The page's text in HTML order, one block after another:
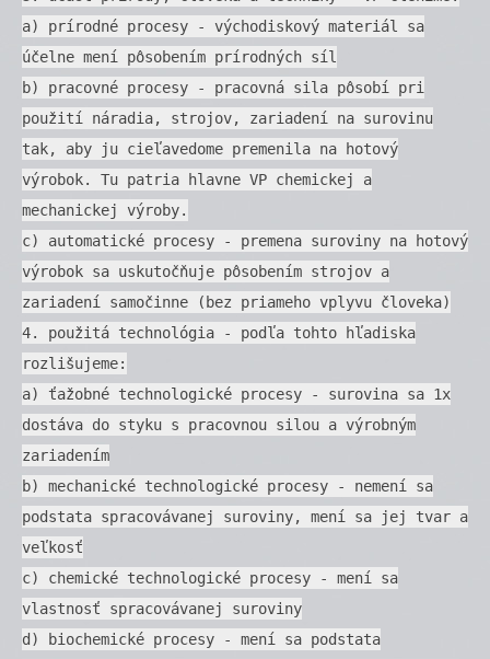
a) prírodné procesy - východiskový materiál sa
účelne mení pôsobením prírodných síl
b) pracovné procesy - pracovná sila pôsobí pri
použití náradia, strojov, zariadení na surovinu
tak, aby ju cieľavedome premenila na hotový
výrobok. Tu patria hlavne VP chemickej a
mechanickej výroby.
c) automatické procesy - premena suroviny na hotový
výrobok sa uskutočňuje pôsobením strojov a
zariadení samočinne (bez priameho vplyvu človeka)
4. použitá technológia - podľa tohto hľadiska
rozlišujeme:
a) ťažobné technologické procesy - surovina sa 1x
dostáva do styku s pracovnou silou a výrobným
zariadením
b) mechanické technologické procesy - nemení sa
podstata spracovávanej suroviny, mení sa jej tvar a
veľkosť
c) chemické technologické procesy - mení sa
vlastnosť spracovávanej suroviny
d) biochemické procesy - mení sa podstata